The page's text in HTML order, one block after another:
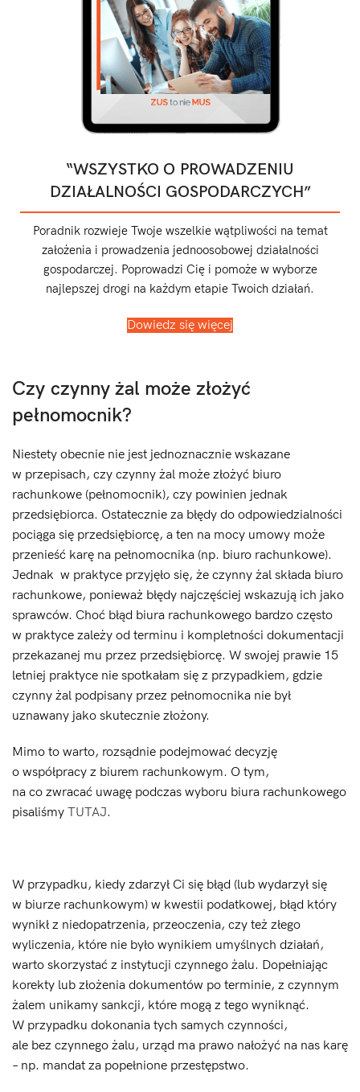
“WSZYSTKO O PROWADZENIU
DZIAŁALNOŚCI GOSPODARCZYCH”
Poradnik rozwieje Twoje wszelkie wątpliwości na temat
założenia i prowadzenia jednoosobowej działalności
gospodarczej. Poprowadzi Cię i pomoże w wyborze
najlepszej drogi na każdym etapie Twoich działań.
Dowiedz się więcej
Czy czynny żal może złożyć
pełnomocnik?
Niestety obecnie nie jest jednoznacznie wskazane
w przepisach, czy czynny żal może złożyć biuro
rachunkowe (pełnomocnik), czy powinien jednak
przedsiębiorca. Ostatecznie za błędy do odpowiedzialności
pociąga się przedsiębiorcę, a ten na mocy umowy może
przenieść karę na pełnomocnika (np. biuro rachunkowe).
Jednak w praktyce przyjęło się, że czynny żal składa biuro
rachunkowe, ponieważ błędy najczęściej wskazują ich jako
sprawców. Choć błąd biura rachunkowego bardzo często
w praktyce zależy od terminu i kompletności dokumentacji
przekazanej mu przez przedsiębiorcę. W swojej prawie 15
letniej praktyce nie spotkałam się z przypadkiem, gdzie
czynny żal podpisany przez pełnomocnika nie był
uznawany jako skutecznie złożony.
Mimo to warto, rozsądnie podejmować decyzję
o współpracy z biurem rachunkowym. O tym,
na co zwracać uwagę podczas wyboru biura rachunkowego
pisaliśmy TUTAJ.
W przypadku, kiedy zdarzył Ci się błąd (lub wydarzył się
w biurze rachunkowym) w kwestii podatkowej, błąd który
wynikł z niedopatrzenia, przeoczenia, czy też złego
wyliczenia, które nie było wynikiem umyślnych działań,
warto skorzystać z instytucji czynnego żalu. Dopełniając
korekty lub złożenia dokumentów po terminie, z czynnym
żalem unikamy sankcji, które mogą z tego wyniknąć.
W przypadku dokonania tych samych czynności,
ale bez czynnego żalu, urząd ma prawo nałożyć na nas karę
– np. mandat za popełnione przestępstwo.